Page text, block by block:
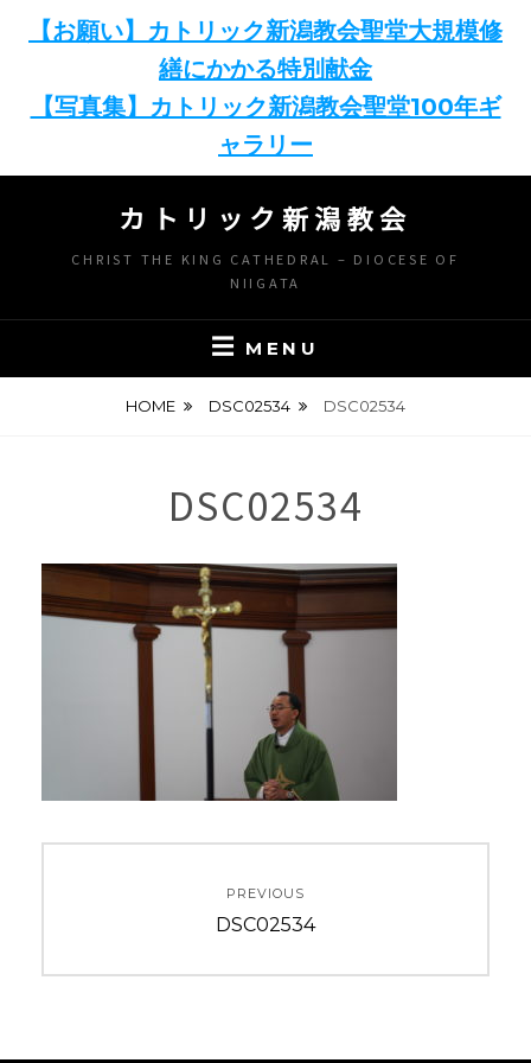
【お願い】カトリック新潟教会聖堂大規模修
繕にかかる特別献金
【写真集】カトリック新潟教会聖堂100年ギ
ャラリー
content
カトリック新潟教会
CHRIST THE KING CATHEDRAL – DIOCESE OF
NIIGATA
MENU
HOME DSC02534 DSC02534
DSC02534
ナ
PREVIOUS
Previous
DSC02534